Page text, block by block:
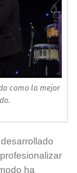
como la mejor
ha